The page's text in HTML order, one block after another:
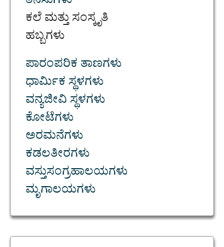
ಕಲೆ ಮತ್ತು ಸಂಸ್ಕೃತಿ
ಹಬ್ಬಗಳು
ಪಾರಂಪರಿಕ ತಾಣಗಳು
ಧಾರ್ಮಿಕ ಸ್ಥಳಗಳು
ವನ್ಯಜೀವಿ ಸ್ಥಳಗಳು
ಕೋಟೆಗಳು
ಅರಮನೆಗಳು
ಕಡಲತೀರಗಳು
ವಸ್ತುಸಂಗ್ರಹಾಲಯಗಳು
ಮೃಗಾಲಯಗಳು